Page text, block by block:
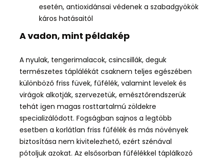
esetén, antioxidánsai védenek a szabadgyökök
káros hatásaitól
A vadon, mint példakép
A nyulak, tengerimalacok, csincsillák, deguk
természetes táplálékát csaknem teljes egészében
különböző friss füvek, fűfélék, valamint levelek és
virágok alkotják, szervezetük, emésztőrendszerük
tehát igen magas rosttartalmú zöldekre
specializálódott. Fogságban sajnos a legtöbb
esetben a korlátlan friss fűfélék és más növények
biztosítása nem kivitelezhető, ezért szénával
pótoljuk azokat. Az elsősorban fűfélékkel táplálkozó